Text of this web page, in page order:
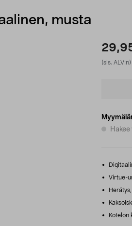
musta
(sis. ALV:n)
Virtue-
Kotelon